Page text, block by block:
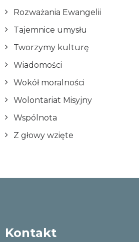
Rozważania Ewangelii
Tajemnice umysłu
Tworzymy kulturę
Wiadomości
Wokół moralności
Wolontariat Misyjny
Wspólnota
Z głowy wzięte
Kontakt